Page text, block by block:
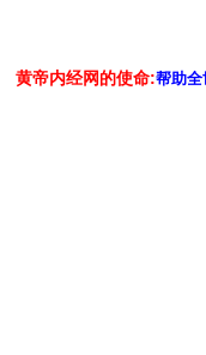
黄帝内经网的使命:帮助